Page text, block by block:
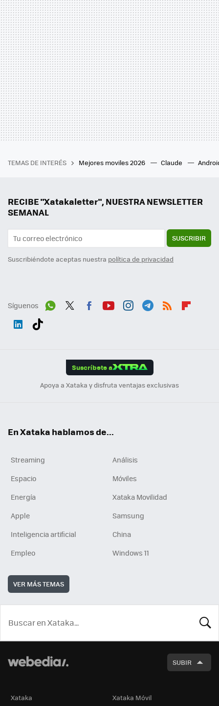
TEMAS DE INTERÉS Mejores moviles 2026 Claude
RECIBE "Xatakaletter", NUESTRA NEWSLETTER
SEMANAL
SUSCRIBIR
Suscribiéndote aceptas nuestra política de privacidad
Síguenos
Suscríbete a
Apoya a Xataka y disfruta ventajas exclusivas
En Xataka hablamos de...
Streaming
Análisis
Espacio
Móviles
Energía
Xataka Movilidad
Apple
Samsung
Inteligencia artificial
China
Empleo
Windows 11
VER MÁS TEMAS
SUBIR
Xataka Xataka Móvil